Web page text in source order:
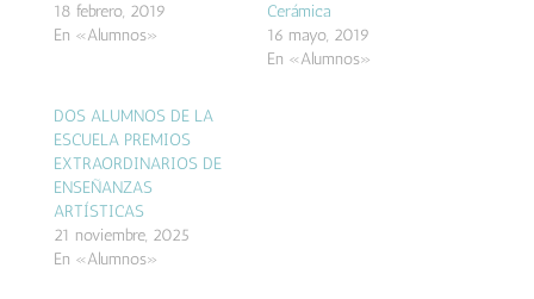
18 febrero, 2019
En «Alumnos»
Cerámica
16 mayo, 2019
En «Alumnos»
DOS ALUMNOS DE LA
ESCUELA PREMIOS
EXTRAORDINARIOS DE
ENSEÑANZAS
ARTÍSTICAS
21 noviembre, 2025
En «Alumnos»